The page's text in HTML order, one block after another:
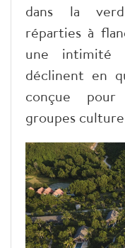
dans la
réparties à
une intimité
déclinent en
conçue
groupes